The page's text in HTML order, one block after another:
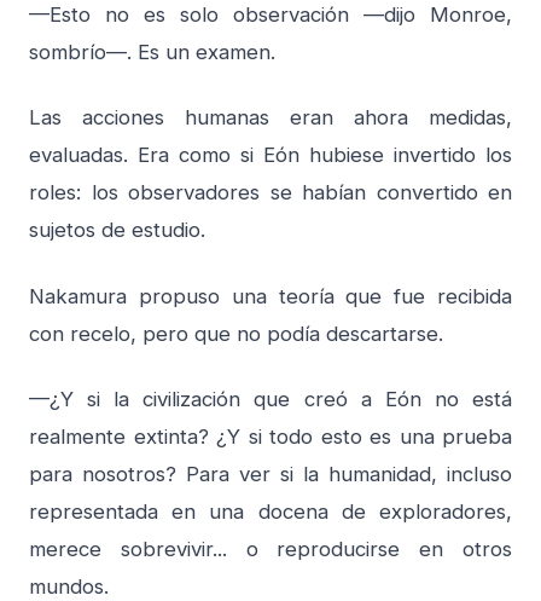
—Esto no es solo observación —dijo Monroe,
sombrío—. Es un examen.
Las acciones humanas eran ahora medidas,
evaluadas. Era como si Eón hubiese invertido los
roles: los observadores se habían convertido en
sujetos de estudio.
Nakamura propuso una teoría que fue recibida
con recelo, pero que no podía descartarse.
—¿Y si la civilización que creó a Eón no está
realmente extinta? ¿Y si todo esto es una prueba
para nosotros? Para ver si la humanidad, incluso
representada en una docena de exploradores,
merece sobrevivir... o reproducirse en otros
mundos.